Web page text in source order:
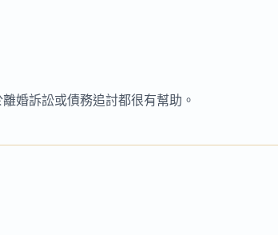
婚訴訟或債務追討都很有幫助。